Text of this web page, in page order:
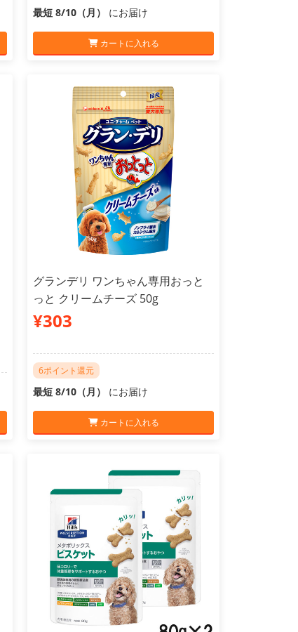
最短 8/10（月） にお届け
カートに入れる
グランデリ ワンちゃん専用おっと
っと クリームチーズ 50g
¥303
6ポイント還元
最短 8/10（月） にお届け
カートに入れる